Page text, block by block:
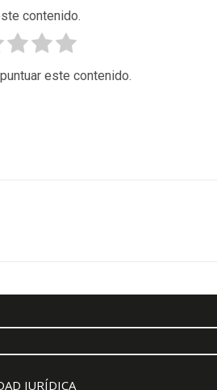
contenido.
este contenido.
JURÍDICA